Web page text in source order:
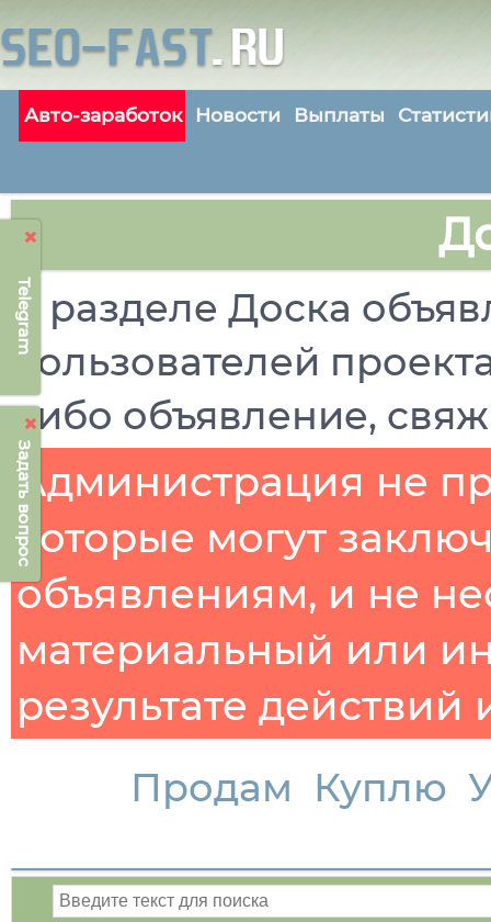
Telegram
Задать вопрос
Авто-заработок Новости Выплаты
В разделе Доска
пользователей
либо объявление,
Администрация не
которые могут
объявлениям, и не
материальный или
результате
Продам Куплю